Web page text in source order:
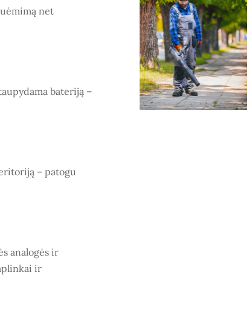
net
bateriją –
– patogu
analogės ir
ir